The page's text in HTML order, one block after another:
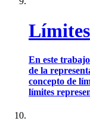
Límites
En este
de la
concepto de
límites